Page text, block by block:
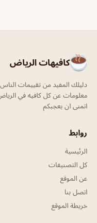
كافيهات الرياض
دليلك المفيد من تقييمات
معلومات عن كل كافيه في
اتمنى ان يعجبكم
روابط
الرئيسية
كل التصنيفات
عن الموقع
اتصل بنا
خريطة الموقع